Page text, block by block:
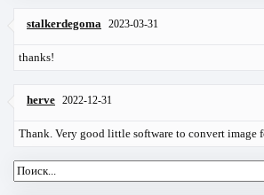
stalkerdegoma 2023-03-31
thanks!
herve 2022-12-31
Thank. Very good little software to convert image